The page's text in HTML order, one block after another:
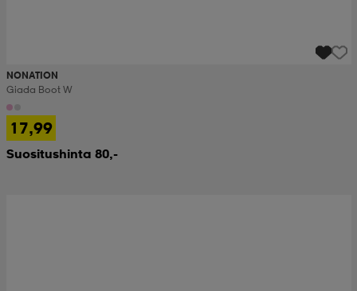
NONATION
Giada Boot W
17,99
Suositushinta 80,-